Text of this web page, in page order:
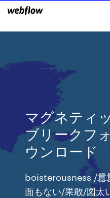
マグネティ
ブリークフ
ウンロード
boisterousness /
面もない/果敢/図太